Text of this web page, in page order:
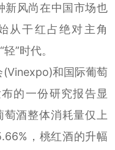
新风尚在中国市场也
从干红占绝对主角
”时代。
和国际葡萄
的一份研究报告显
酒整体消耗量仅上
，桃红酒的升幅